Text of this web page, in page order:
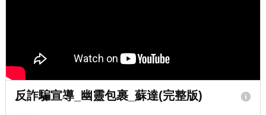
反詐騙宣導_幽靈包裹_蘇達(完整版)